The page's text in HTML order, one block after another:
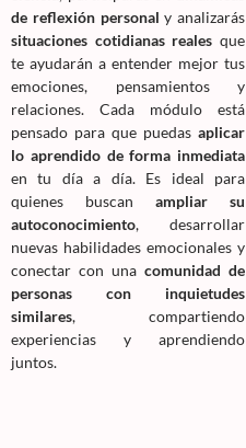
de reflexión personal y analizarás
situaciones cotidianas reales que
te ayudarán a entender mejor tus
emociones, pensamientos y
relaciones. Cada módulo está
pensado para que puedas aplicar
lo aprendido de forma inmediata
en tu día a día. Es ideal para
quienes buscan ampliar su
autoconocimiento, desarrollar
nuevas habilidades emocionales y
conectar con una comunidad de
personas con inquietudes
similares, compartiendo
experiencias y aprendiendo
juntos.